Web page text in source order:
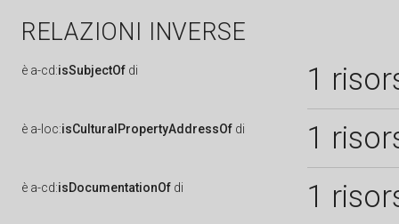
RELAZIONI INVERSE
è a-cd:isSubjectOf di 1
è a-loc:isCulturalPropertyAddressOf di 1
è a-cd:isDocumentationOf di 1